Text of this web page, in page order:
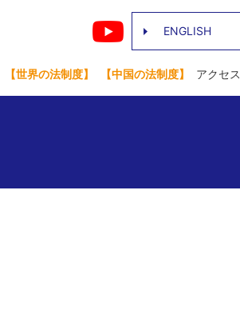
【世界の法制度】 【中国の法制度】 アクセス
ENGLISH